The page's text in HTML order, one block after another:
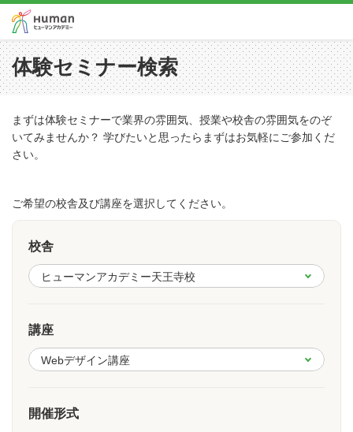
体験セミナー検索
まずは体験セミナーで業界の雰囲気、授業や校舎の雰囲気をのぞ
いてみませんか？ 学びたいと思ったらまずはお気軽にご参加くだ
さい。
ご希望の校舎及び講座を選択してください。
校舎
講座
開催形式